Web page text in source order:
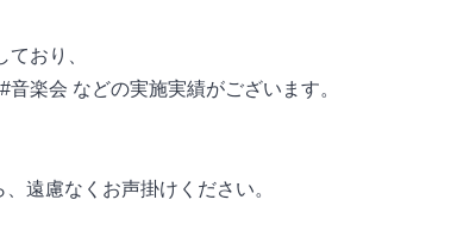
おり、
楽会 などの実施実績がございます。
遠慮なくお声掛けください。